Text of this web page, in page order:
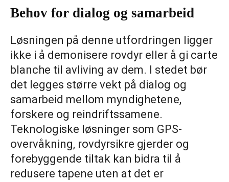
Behov for dialog og samarbeid
Løsningen på denne utfordringen ligger
ikke i å demonisere rovdyr eller å gi carte
blanche til avliving av dem. I stedet bør
det legges større vekt på dialog og
samarbeid mellom myndighetene,
forskere og reindriftssamene.
Teknologiske løsninger som GPS-
overvåkning, rovdyrsikre gjerder og
forebyggende tiltak kan bidra til å
redusere tapene uten at det er